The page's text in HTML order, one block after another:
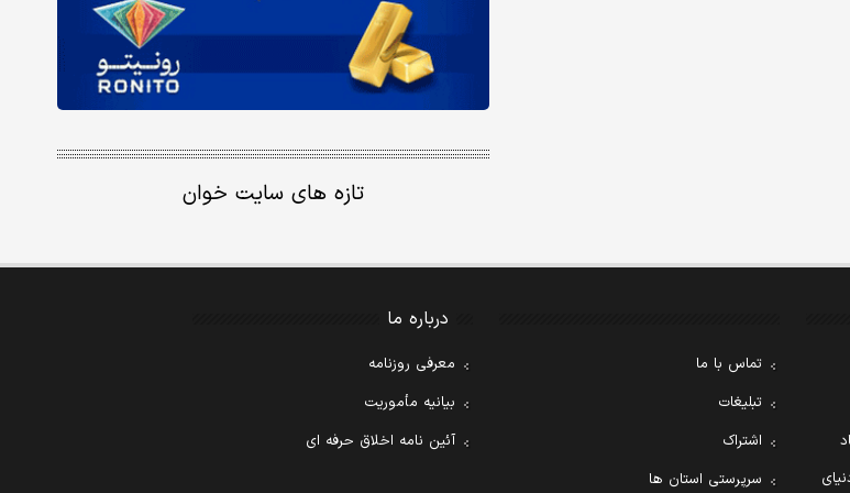
تازه های سایت خوان
تماس با ما
تبلیغات
اشتراک
سرپرستی استان ها
درباره ما
معرفی روزنامه
بیانیه مأموریت
آئین نامه اخلاق حرفه ای